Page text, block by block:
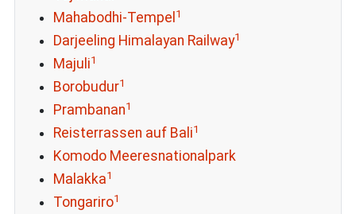
Mahabodhi-Tempel 1
Darjeeling Himalayan Railway1
Majuli1
Borobudur1
Prambanan1
Reisterrassen auf Bali1
Komodo Meeresnationalpark
Malakka1
Tongariro1